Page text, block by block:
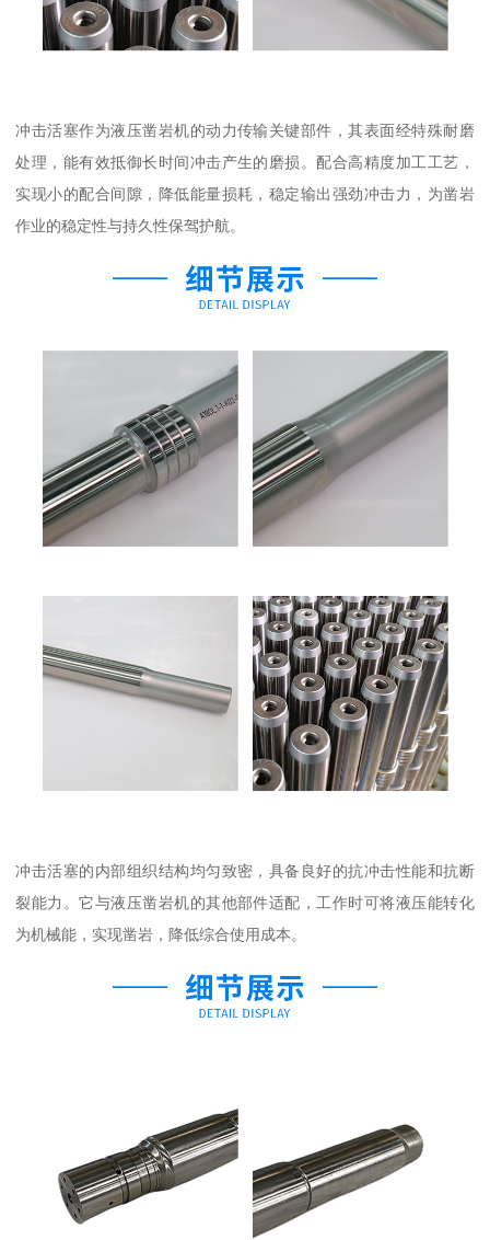
冲击活塞作为液压凿岩机的动力传输关键部件，其表面经特殊耐磨
处理，能有效抵御长时间冲击产生的磨损。配合高精度加工工艺，
实现小的配合间隙，降低能量损耗，稳定输出强劲冲击力，为凿岩
作业的稳定性与持久性保驾护航。
冲击活塞的内部组织结构均匀致密，具备良好的抗冲击性能和抗断
裂能力。它与液压凿岩机的其他部件适配，工作时可将液压能转化
为机械能，实现凿岩，降低综合使用成本。